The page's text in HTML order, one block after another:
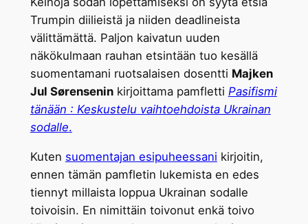
Trumpin diilieistä ja niiden deadlineista
välittämättä. Paljon kaivatun uuden
näkökulmaan rauhan etsintään tuo kesällä
suomentamani ruotsalaisen dosentti Majken
Jul Sørenseninkirjoittama pamfletti Pasifismi
tänään : Keskustelu vaihtoehdoista Ukrainan
sodalle.
Kuten suomentajan esipuheessani kirjoitin,
ennen tämän pamfletin lukemista en edes
tiennyt millaista loppua Ukrainan sodalle
toivoisin. En nimittäin toivonut enkä toivo